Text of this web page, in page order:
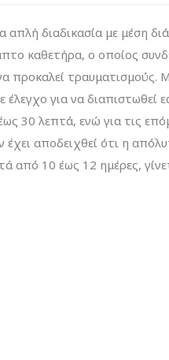
απλή διαδικασία με μέση
καθετήρα, ο οποίος
προκαλεί τραυματισμούς.
έλεγχο για να
30 λεπτά, ενώ για τις
αποδειχθεί ότι η
από 10 έως 12 ημέρες,